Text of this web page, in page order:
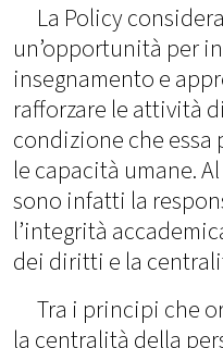
La Policy
un’opportunità per
insegnamento e
rafforzare le attività
condizione che
le capacità umane.
sono infatti la
l’integrità
dei diritti e la
Tra i principi che
la centralità della